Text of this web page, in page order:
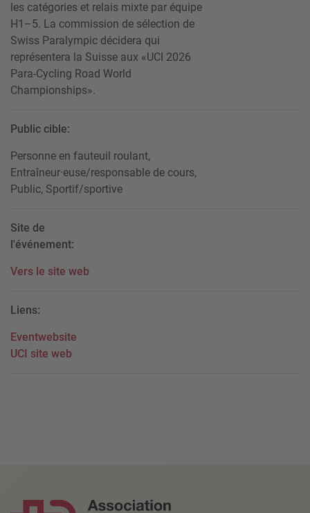
les catégories et relais mixte par équipe
H1–5. La commission de sélection de
Swiss Paralympic décidera qui
représentera la Suisse aux «UCI 2026
Para-Cycling Road World
Championships».
Public cible:
Personne en fauteuil roulant,
Entraîneur·euse/responsable de cours,
Public, Sportif/sportive
Site de
l'événement:
Vers le site web
Liens:
Eventwebsite
UCI site web